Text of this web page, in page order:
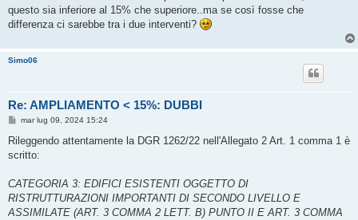
g
i
questo sia inferiore al 15% che superiore..ma se così fosse che
differenza ci sarebbe tra i due interventi?
Simo06
Re: AMPLIAMENTO < 15%: DUBBI
M
s
a
i
o
mar lug 09, 2024 15:24
Rileggendo attentamente la DGR 1262/22 nell'Allegato 2 Art. 1 comma 1 è
scritto:
CATEGORIA 3: EDIFICI ESISTENTI OGGETTO DI
RISTRUTTURAZIONI IMPORTANTI DI SECONDO LIVELLO E
ASSIMILATE (ART. 3 COMMA 2 LETT. B) PUNTO II E ART. 3 COMMA